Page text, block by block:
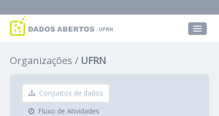
Grupos
Sobre
Organizações UFRN
Conjuntos de dados
Fluxo de Atividades